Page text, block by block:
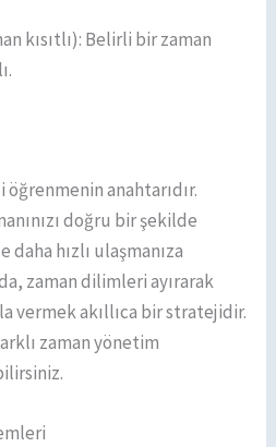
kısıtlı): Belirli bir zaman
anahtarıdır.
doğru bir şekilde
hızlı ulaşmanıza
zaman dilimleri ayırarak
vermek akıllıca bir stratejidir.
zaman yönetim